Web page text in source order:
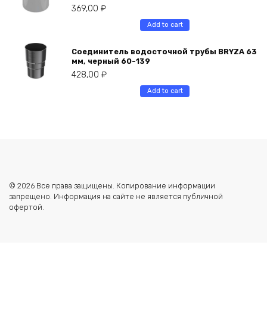
369,00 ₽
Add to cart
Соединитель водосточной трубы BRYZA 63
мм, черный 60-139
428,00 ₽
Add to cart
© 2026 Все права защищены. Копирование информации
запрещено. Информация на сайте не является публичной
офертой.